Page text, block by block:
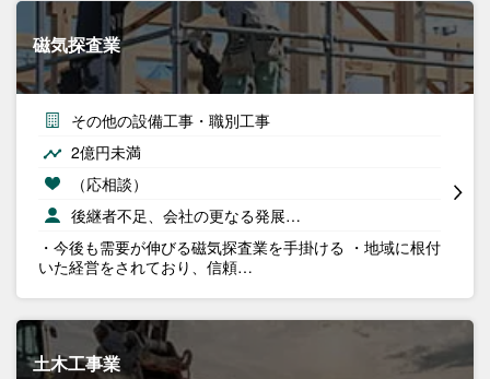
磁気探査業
その他の設備工事・職別工事
2億円未満
（応相談）
後継者不足、会社の更なる発展…
・今後も需要が伸びる磁気探査業を手掛ける ・地域に根付
いた経営をされており、信頼…
土木工事業